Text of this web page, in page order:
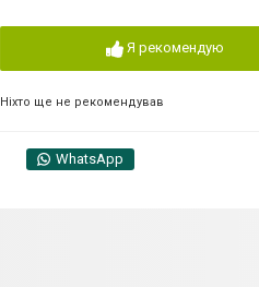
Я рекомендую
Ніхто ще не рекомендував
WhatsApp